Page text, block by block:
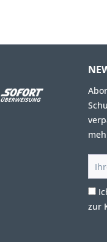
zur